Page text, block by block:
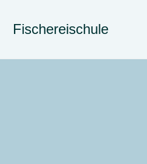
Fischereischule